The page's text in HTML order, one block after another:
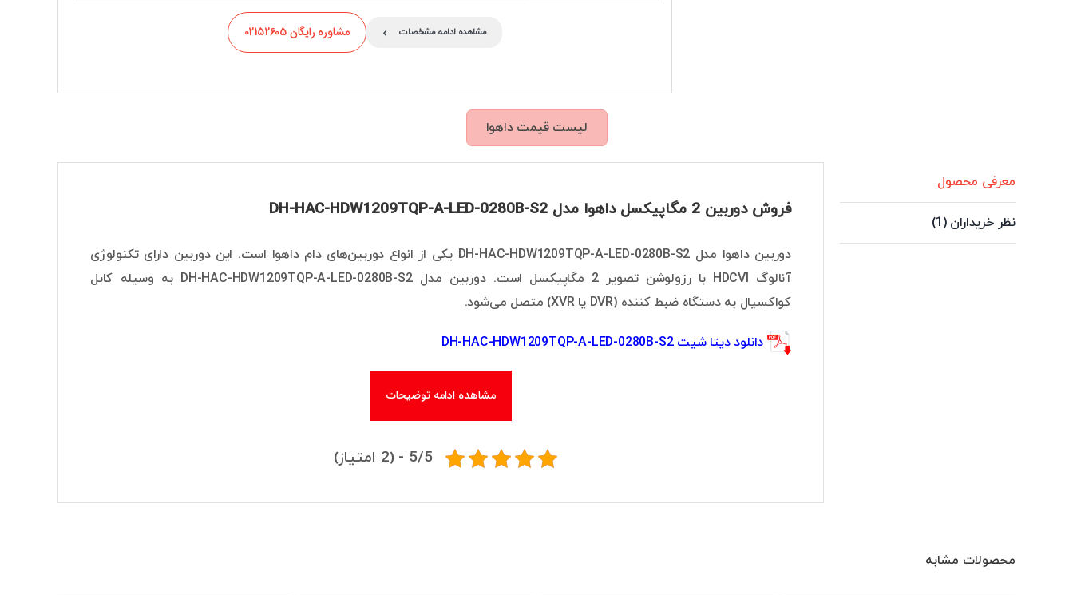
مشاهده ادامه مشخصات › مشاوره رایگان 02152605
لیست قیمت داهوا
معرفی محصول
نظر خریداران (1)
فروش دوربین 2 مگاپیکسل داهوا مدل DH-HAC-HDW1209TQP-A-LED-0280B-S2
دوربین داهوا مدل DH-HAC-HDW1209TQP-A-LED-0280B-S2 یکی از انواع دوربین‌های دام داهوا است. این دوربین دارای تکنولوژی
آنالوگ HDCVI با رزولوشن تصویر 2 مگاپیکسل است. دوربین مدل DH-HAC-HDW1209TQP-A-LED-0280B-S2 به وسیله کابل
کواکسیال به دستگاه ضبط کننده (DVR یا XVR) متصل می‌شود.
دانلود دیتا شیت DH-HAC-HDW1209TQP-A-LED-0280B-S2
مشاهده ادامه توضیحات
5/5 - (2 امتیاز)
محصولات مشابه